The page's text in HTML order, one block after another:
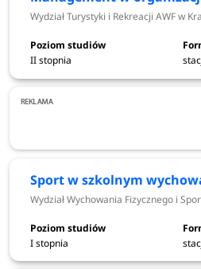
terapia zajęciowa (ponad 2
Dlaczego warto
Krakowie
Akademia Wychowania
funkcjonująca także jako
jedna z najważniejszych uczelni
Studenci uczestniczą nie tylko
teoretycznych, ale także w
Wydział Turystyki i Rekreacji AWF w
II stopnia
Sport w szkolnym
Wydział Wychowania Fizycznego i
I stopnia